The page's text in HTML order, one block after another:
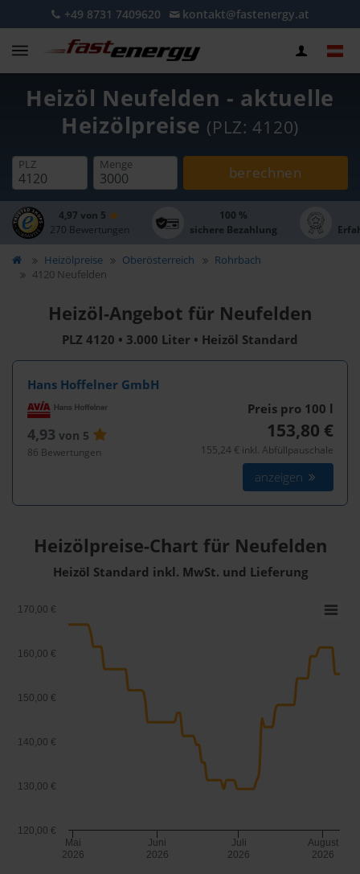
+49 8731 7409620 kontakt@fastenergy.at
Heizöl Neufelden - aktuelle
Heizölpreise (PLZ: 4120)
PLZ Menge berechnen
4,97 von 5
270 Bewertungen
100 %
sichere Bezahlung
Heizölpreise Oberösterreich
Rohrbach
4120 Neufelden
Heizöl-Angebot für Neufelden
PLZ 4120 • 3.000 Liter • Heizöl Standard
Hans Hoffelner GmbH
4,93 von 5
86 Bewertungen
Preis pro 100 l
153,80 €
155,24 € inkl. Abfüllpauschale
anzeigen
Heizölpreise-Chart für Neufelden
Heizöl Standard inkl. MwSt. und Lieferung
Mai
2026
Juni
2026
Juli
2026
August
2026
120,00 €
130,00 €
140,00 €
150,00 €
160,00 €
170,00 €